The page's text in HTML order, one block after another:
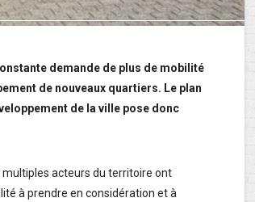
demande de plus de mobilité
de nouveaux quartiers. Le plan
de la ville pose donc
acteurs du territoire ont
à prendre en considération et à